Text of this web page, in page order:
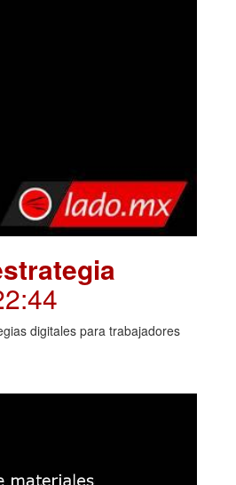
digitales para trabajadores